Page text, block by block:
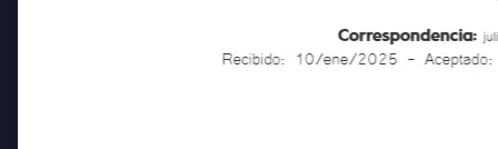
Correspondencia:
Recibido: 10/ene/2025 -